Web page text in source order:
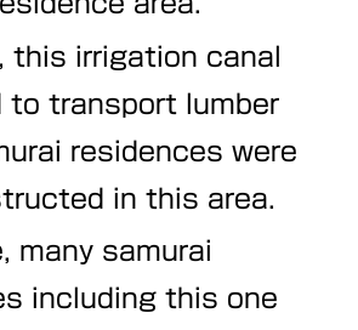
this irrigation canal
to transport lumber
residences were
in this area.
many samurai
including this one